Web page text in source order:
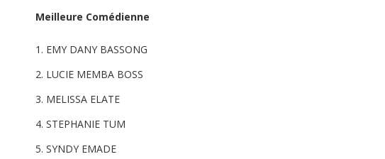
Meilleure Comédienne
EMY DANY BASSONG
LUCIE MEMBA BOSS
MELISSA ELATE
STEPHANIE TUM
SYNDY EMADE